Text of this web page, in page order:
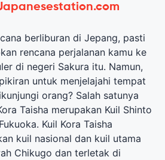
berliburan di Jepang, pasti
rencana perjalanan kamu ke
di negeri Sakura itu. Namun,
untuk menjelajahi tempat
orang? Salah satunya
Taisha merupakan Kuil Shinto
Kuil Kora Taisha
kuil nasional dan kuil utama
Chikugo dan terletak di